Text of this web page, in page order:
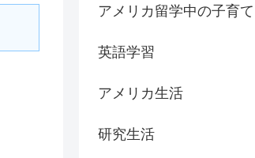
アメリカ留学中の子育て
英語学習
アメリカ生活
研究生活